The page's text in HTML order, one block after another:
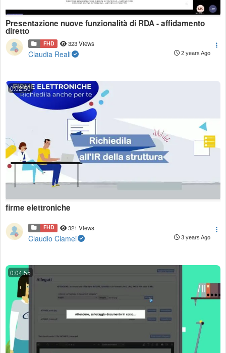
Presentazione nuove funzionalità di RDA - affidamento
diretto
FHD 323 Views
Claudia Reali 2 years Ago
0:02:50
firme elettroniche
FHD 321 Views
Claudio Ciamei 3 years Ago
0:04:55